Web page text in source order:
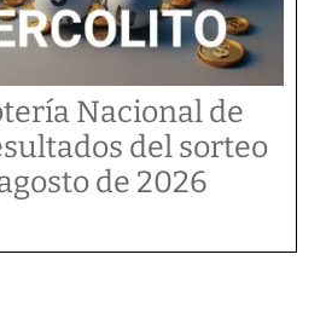
Nacional de
del sorteo
de 2026